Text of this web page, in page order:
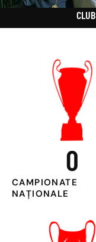
CLUB
CAMPIONATE
NAȚIONALE
0